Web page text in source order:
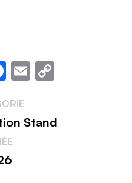
Facebook
Email
Stand